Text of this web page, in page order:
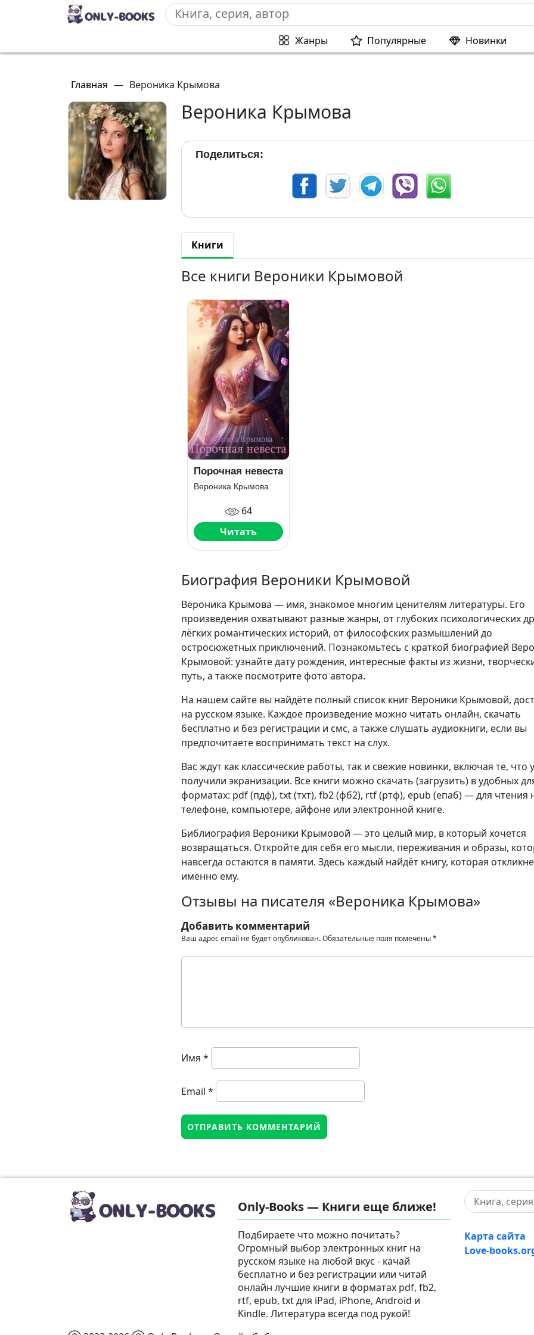
Жанры Популярные Новинки
Главная — Вероника Крымова
Вероника Крымова
Поделиться:
Книги
Все книги Вероники Крымовой
Порочная невеста
Вероника Крымова
64
Читать
Биография Вероники Крымовой
Вероника Крымова — имя, знакомое многим ценителям литературы. Его
произведения охватывают разные жанры, от глубоких психологических
лёгких романтических историй, от философских размышлений до
остросюжетных приключений. Познакомьтесь с краткой биографией
Крымовой: узнайте дату рождения, интересные факты из жизни,
путь, а также посмотрите фото автора.
На нашем сайте вы найдёте полный список книг Вероники Крымовой,
на русском языке. Каждое произведение можно читать онлайн, скачать
бесплатно и без регистрации и смс, а также слушать аудиокниги, если вы
предпочитаете воспринимать текст на слух.
Вас ждут как классические работы, так и свежие новинки, включая те, что
получили экранизации. Все книги можно скачать (загрузить) в удобных
форматах: pdf (пдф), txt (тхт), fb2 (фб2), rtf (ртф), epub (епаб) — для чтения
телефоне, компьютере, айфоне или электронной книге.
Библиография Вероники Крымовой — это целый мир, в который хочется
возвращаться. Откройте для себя его мысли, переживания и образы,
навсегда остаются в памяти. Здесь каждый найдёт книгу, которая
именно ему.
Отзывы на писателя «Вероника Крымова»
Добавить комментарий
Ваш адрес email не будет опубликован.Обязательные поля помечены*
Имя *
Email *
Only-Books — Книги еще ближе!
Подбираете что можно почитать?
Огромный выбор электронных книг на
русском языке на любой вкус - качай
бесплатно и без регистрации или читай
онлайн лучшие книги в форматах pdf, fb2,
rtf, epub, txt для iPad, iPhone, Android и
Kindle. Литература всегда под рукой!
Карта сайта
Love-